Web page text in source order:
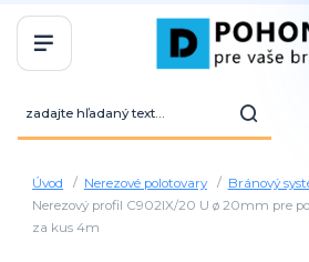
Úvod Nerezové polotovary Bránový
Nerezový profil C902IX/20 U ø 20mm pre
za kus 4m